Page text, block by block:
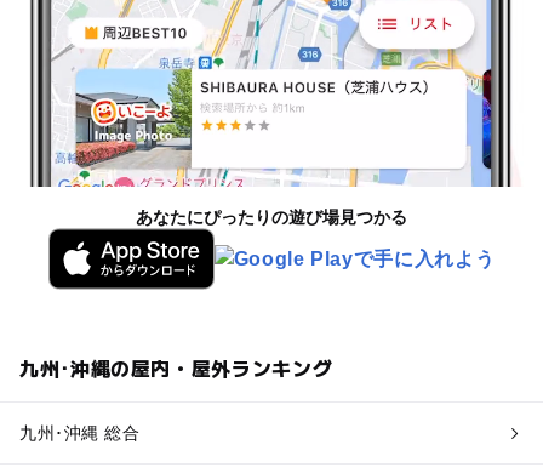
あなたにぴったりの遊び場見つかる
九州･沖縄の屋内・屋外ランキング
九州･沖縄 総合